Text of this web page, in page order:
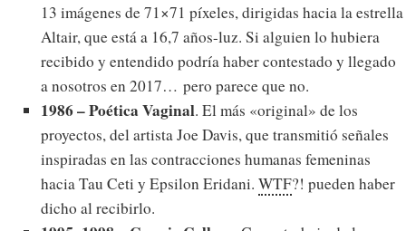
13 imágenes de 71×71 píxeles, dirigidas hacia la estrella
Altair, que está a 16,7 años-luz. Si alguien lo hubiera
recibido y entendido podría haber contestado y llegado
a nosotros en 2017… pero parece que no.
1986 – Poética Vaginal. El más «original» de los
proyectos, del artista Joe Davis, que transmitió señales
inspiradas en las contracciones humanas femeninas
hacia Tau Ceti y Epsilon Eridani. WTF?! pueden haber
dicho al recibirlo.